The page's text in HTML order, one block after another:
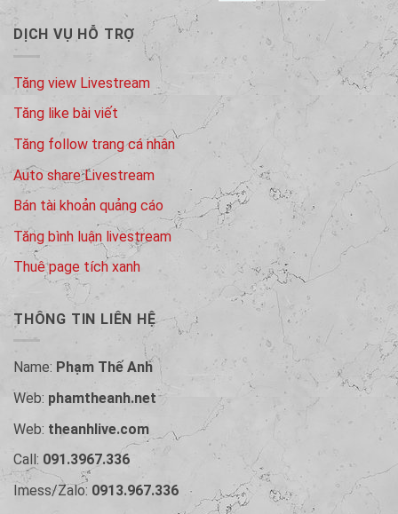
DỊCH VỤ HỖ TRỢ
Tăng view Livestream
Tăng like bài viết
Tăng follow trang cá nhân
Auto share Livestream
Bán tài khoản quảng cáo
Tăng bình luận livestream
Thuê page tích xanh
THÔNG TIN LIÊN HỆ
Name: Phạm Thế Anh
Web: phamtheanh.net
Web: theanhlive.com
Call: 091.3967.336
Imess/Zalo: 0913.967.336